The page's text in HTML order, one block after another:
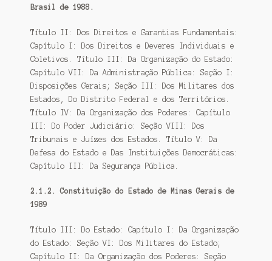
Brasil de 1988.
Título II: Dos Direitos e Garantias Fundamentais:
Capítulo I: Dos Direitos e Deveres Individuais e
Coletivos. Título III: Da Organização do Estado:
Capítulo VII: Da Administração Pública: Seção I:
Disposições Gerais; Seção III: Dos Militares dos
Estados, Do Distrito Federal e dos Territórios.
Título IV: Da Organização dos Poderes: Capítulo
III: Do Poder Judiciário: Seção VIII: Dos
Tribunais e Juízes dos Estados. Título V: Da
Defesa do Estado e Das Instituições Democráticas:
Capítulo III: Da Segurança Pública.
2.1.2. Constituição do Estado de Minas Gerais de
1989
Título III: Do Estado: Capítulo I: Da Organização
do Estado: Seção VI: Dos Militares do Estado;
Capítulo II: Da Organização dos Poderes: Seção